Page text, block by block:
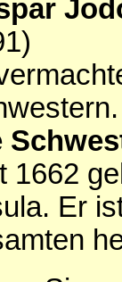
1662
Er